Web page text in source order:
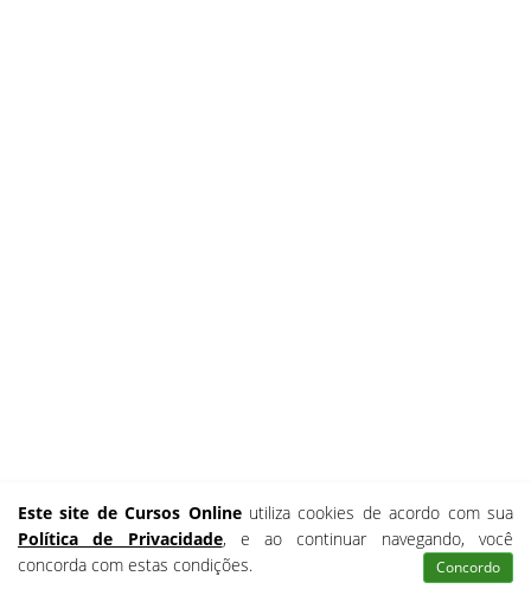
Este site de Cursos Onlineutiliza cookies de acordo com sua
Política de Privacidade, e ao continuar navegando, você
concorda com estas condições.
Concordo
Pesquisar Matrículas